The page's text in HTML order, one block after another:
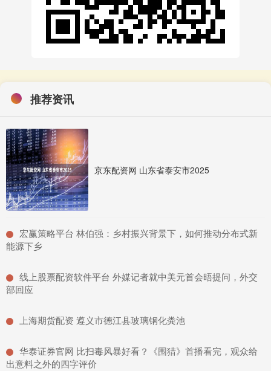
推荐资讯
京东配资网 山东省泰安市2025
​宏赢策略平台 林伯强：乡村振兴背景下，如何推动分布式新
能源下乡
​线上股票配资软件平台 外媒记者就中美元首会晤提问，外交
部回应
​上海期货配资 遵义市德江县玻璃钢化粪池
​华泰证券官网 比扫毒风暴好看？《围猎》首播看完，观众给
出意料之外的四字评价